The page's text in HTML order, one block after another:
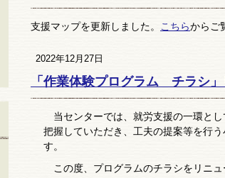
支援マップを更新しました。 こちらからご
2022年12月27日
「作業体験プログラム チラシ
当センターでは、就労支援の一環と
把握していただき、工夫の提案等を行
す。
この度、プログラムのチラシをリニュ